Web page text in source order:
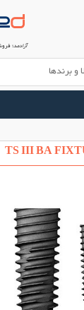
آزادمد؛
TS III BA